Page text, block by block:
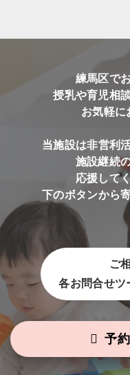
練馬区で
授乳や育児相
お気軽に
当施設は非営利
施設継続
応援して
下のボタンから
ご
各お問合せツ
予